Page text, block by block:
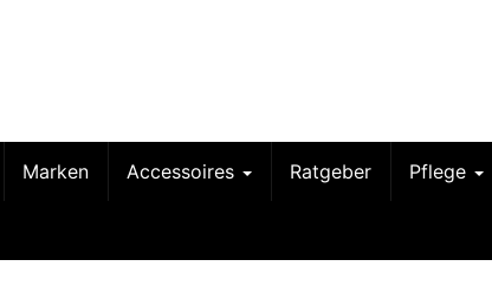
Marken Accessoires Ratgeber Pflege